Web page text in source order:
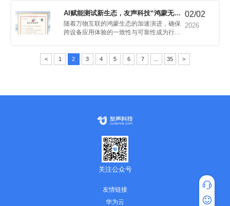
写新篇。
本UI自动化测试”技术获国家发明专利
发明专利授权。
02/02
2026
< 1 2 3 4 5 6 7 35 >
关注公众号
友情链接
华为云
专家咨询